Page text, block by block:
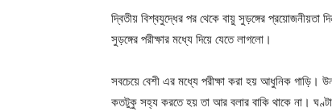
দ্বিতীয় বিশ্বযুদ্ধের পর থেকে বায়ু সুড়ঙ্গের প্রয়োজনীয়তা
সুড়ঙ্গের পরীক্ষার মধ্যে দিয়ে যেতে লাগলো।
সবচেয়ে বেশী এর মধ্যে পরীক্ষা করা হয় আধুনিক গাড়ি।
কতটুকু সহ্য করতে হয় তা আর বলার বাকি থাকে না।